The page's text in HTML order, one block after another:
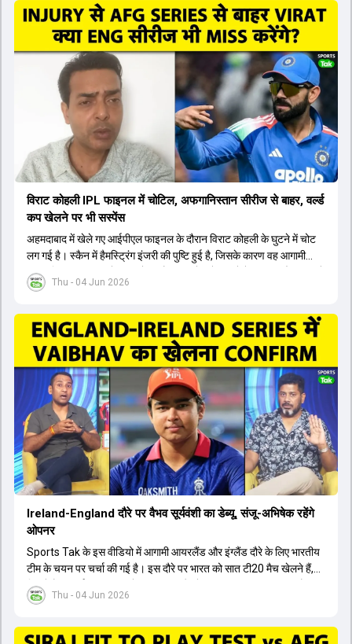
रुतुराज गायकवाड़ 58.8 की लिस्ट ए औसत के साथ एक मजबूत विकल्प हैं। संजू
सैमसन भी बड़े दावेदार हैं, जिनका वनडे क्रिकेट में 56 से ज्यादा का औसत है।
यशस्वी जायसवाल को भी मौका मिल सकता है, हालांकि उनके बैटिंग ऑर्डर पर
विचार करना होगा। इसके अलावा 82 से ज्यादा की लिस्ट ए औसत वाले देवदत्त
पडिक्कल भी एक शानदार विकल्प हो सकते हैं। टीम मैनेजमेंट स्क्वाड में पहले से
मौजूद ईशान किशन को भी नंबर तीन पर खिलाने का फैसला कर सकती है।
Thu - 04 Jun 2026
विराट कोहली IPL फाइनल में चोटिल, अफगानिस्तान सीरीज से बाहर, वर्ल्ड
कप खेलने पर भी सस्पेंस
अहमदाबाद में खेले गए आईपीएल फाइनल के दौरान विराट कोहली के घुटने में चोट
लग गई है। स्कैन में हैमस्ट्रिंग इंजरी की पुष्टि हुई है, जिसके कारण वह आगामी
अफगानिस्तान सीरीज से बाहर हो गए हैं। इस चोट से उबरने में सामान्य तौर पर 4 से
12 हफ्ते का समय लग सकता है, और अगर सर्जरी की जरूरत पड़ी तो 3 से 5 महीने
सेंटर ऑफ एक्सीलेंस जाएंगे। इस गंभीर चोट के कारण 14 जुलाई से शुरू होने वाले
इंग्लैंड दौरे और आगामी वर्ल्ड कप में उनके खेलने पर सस्पेंस बन गया है। दूसरी
तरफ, आईपीएल में इम्पैक्ट प्लेयर के तौर पर खेलने वाले रोहित शर्मा को भी अभी तक
मेडिकल क्लीयरेंस नहीं मिली है। शनिवार को मुंबई में होने वाली चयन समिति की
बैठक में यह देखना अहम होगा कि क्या चयनकर्ता विराट कोहली को फिटनेस की शर्त
पर टीम में शामिल करते हैं या नहीं।
Thu - 04 Jun 2026
Ireland-England दौरे पर वैभव सूर्यवंशी का डेब्यू, संजू-अभिषेक रहेंगे
ओपनर
Sports Tak के इस वीडियो में आगामी आयरलैंड और इंग्लैंड दौरे के लिए भारतीय
टीम के चयन पर चर्चा की गई है। इस दौरे पर भारत को सात टी20 मैच खेलने हैं,
जिसमें वैभव सूर्यवंशी का टीम में चुना जाना और डेब्यू करना तय माना जा रहा है।
हालांकि, अभिषेक शर्मा और संजू सैमसन ही टीम के फर्स्ट चॉइस ओपनर बने रहेंगे,
नंबर तीन और श्रेयस अय्यर नंबर चार पर खेलेंगे। वहीं, रजत पाटीदार फिलहाल